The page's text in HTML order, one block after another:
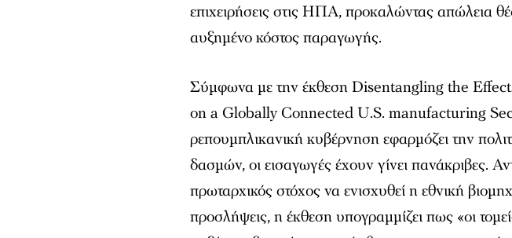
επιχειρήσεις στις ΗΠΑ, προκαλώντας απώλεια
αυξημένο κόστος παραγωγής.
Σύμφωνα με την έκθεση Disentangling the
on a Globally Connected U.S. manufacturing
ρεπουμπλικανική κυβέρνηση εφαρμόζει την
δασμών, οι εισαγωγές έχουν γίνει πανάκριβες.
πρωταρχικός στόχος να ενισχυθεί η εθνική
προσλήψεις, η έκθεση υπογραμμίζει πως «οι